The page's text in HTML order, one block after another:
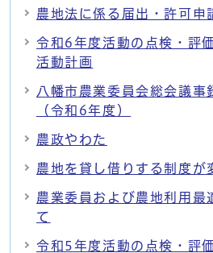
農地法に係る届出・許可申
令和6年度活動の点検・評
活動計画
八幡市農業委員会総会議事
（令和6年度）
農政やわた
農地を貸し借りする制度が
農業委員および農地利用最
て
令和5年度活動の点検・評